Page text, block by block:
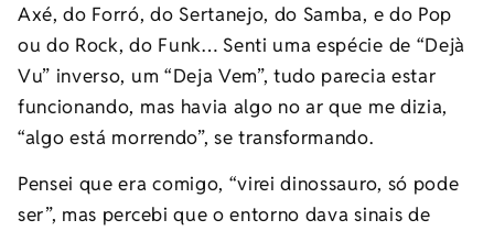
Axé, do Forró, do Sertanejo, do Samba, e do Pop
ou do Rock, do Funk… Senti uma espécie de “Dejà
Vu” inverso, um “Deja Vem”, tudo parecia estar
funcionando, mas havia algo no ar que me dizia,
“algo está morrendo”, se transformando.
Pensei que era comigo, “virei dinossauro, só pode
ser”, mas percebi que o entorno dava sinais de